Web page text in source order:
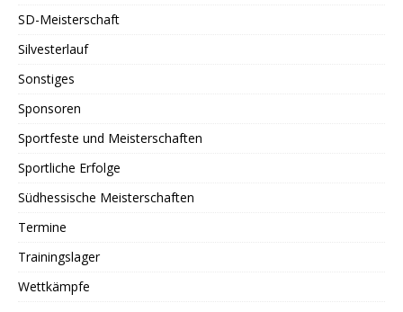
SD-Meisterschaft
Silvesterlauf
Sonstiges
Sponsoren
Sportfeste und Meisterschaften
Sportliche Erfolge
Südhessische Meisterschaften
Termine
Trainingslager
Wettkämpfe